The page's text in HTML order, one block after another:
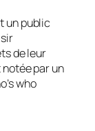
un public
de leur
par un
who